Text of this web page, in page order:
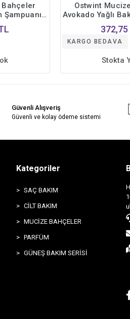
Şampuanı
-
ml.
Ostwint
Avokado Yağlı
Derinlemesine
Özel Formül
372,75
KARGO BEDAVA
Stokta
Güvenli Alışveriş
Güvenli ve kolay ödeme sistemi
Kategoriler
SAÇ BAKIM
CİLT BAKIM
MUCİZE BAHÇELER
PARFÜM
GÜNEŞ BAKIM SERİSİ